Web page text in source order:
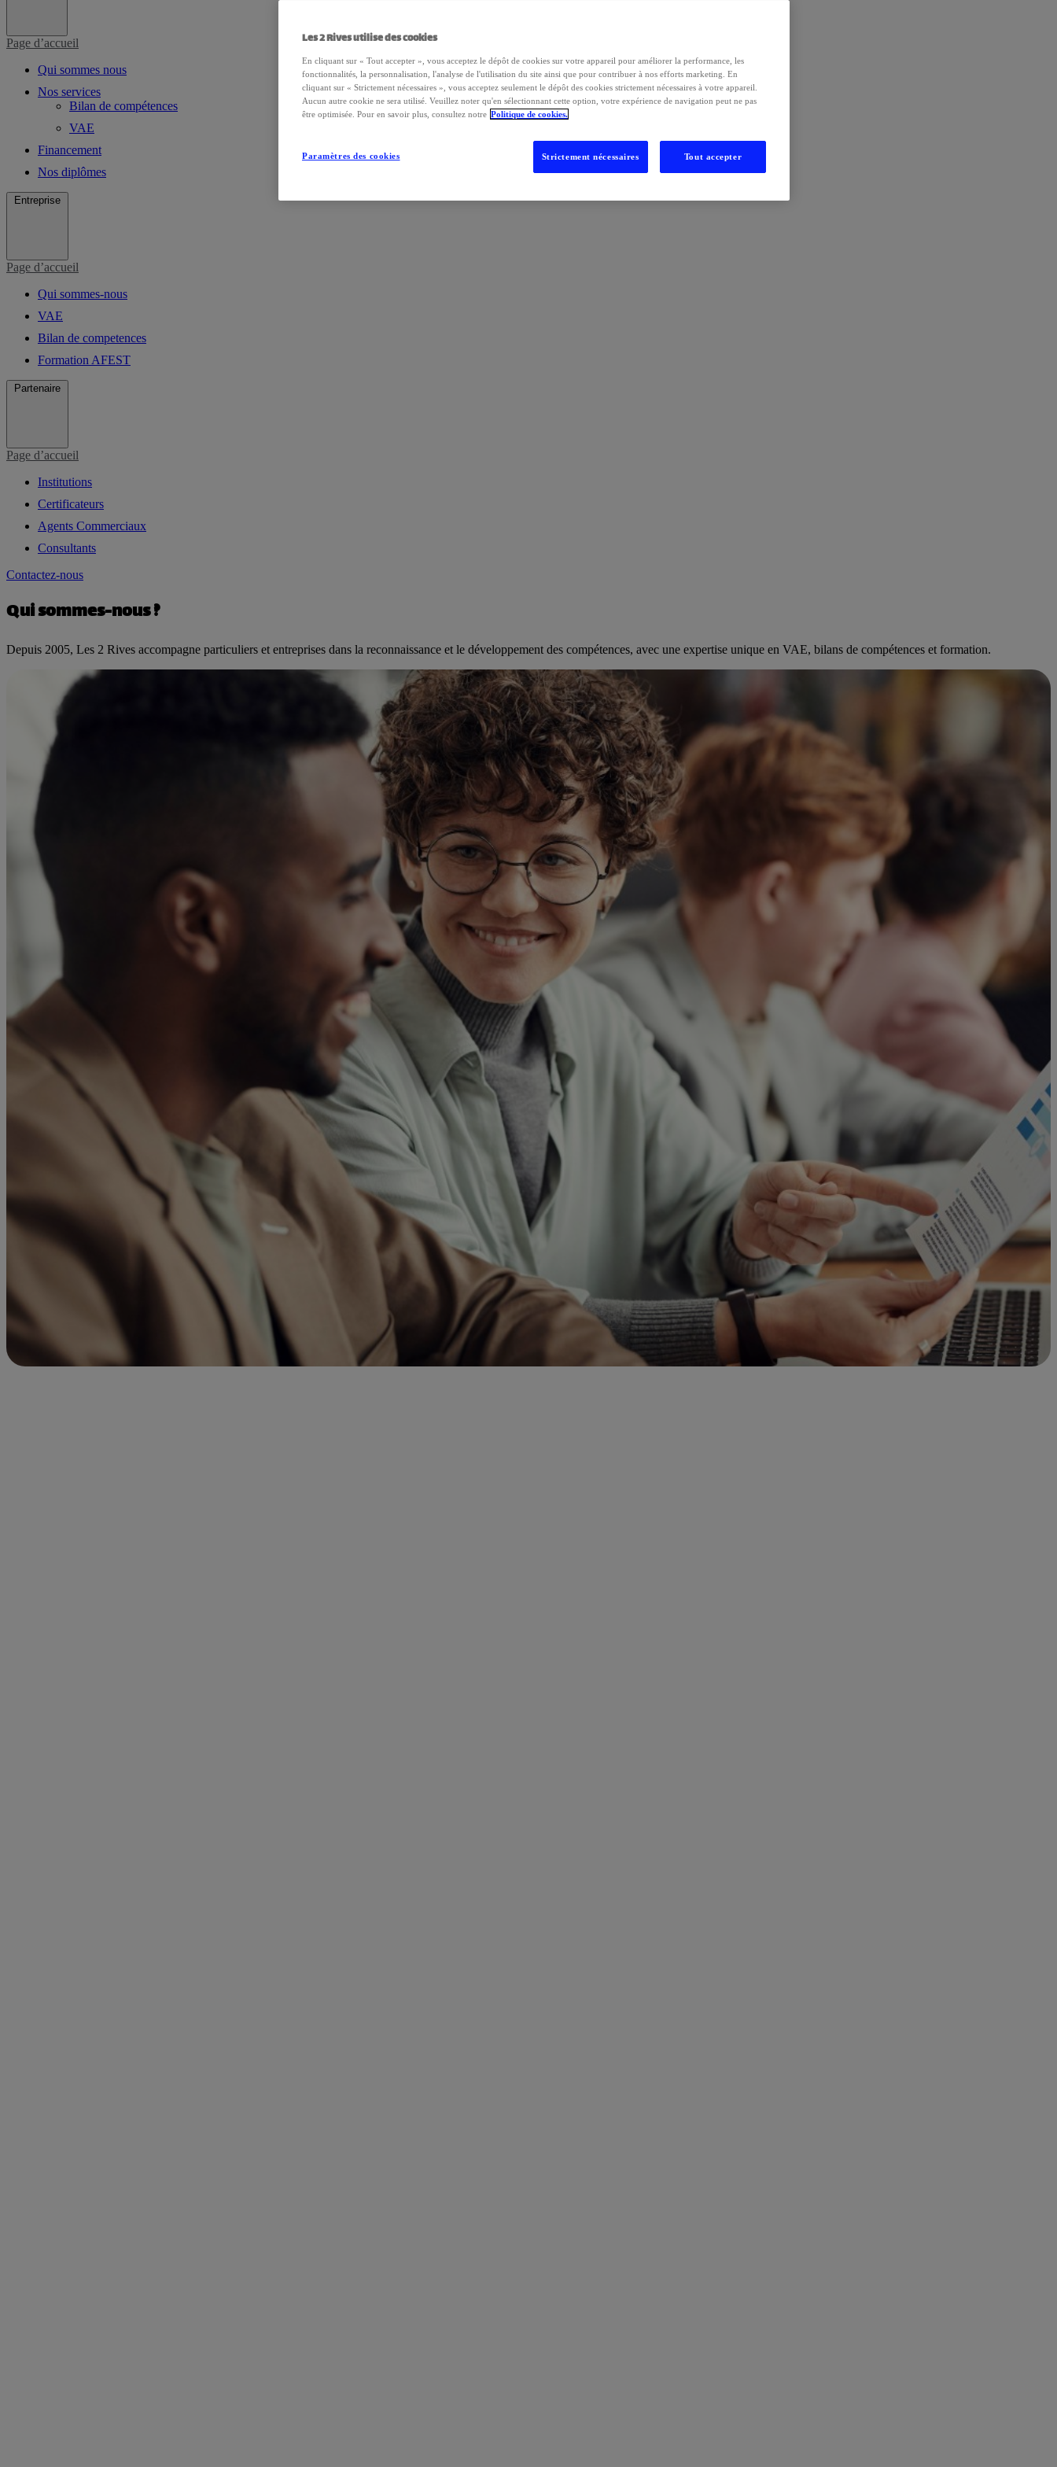
Page d’accueil
Qui sommes nous
Nos services
Bilan de compétences
VAE
Financement
Nos diplômes
Entreprise
Page d’accueil
Qui sommes-nous
VAE
Bilan de competences
Formation AFEST
Partenaire
Page d’accueil
Institutions
Certificateurs
Agents Commerciaux
Consultants
Contactez-nous
Qui sommes-nous ?
Depuis 2005, Les 2 Rives accompagne particuliers et entreprises dans la reconnaissance et le développement des compétences, avec une expertise unique en VAE, bilans de compétences et formation.
Les 2 Rives utilise des cookies
En cliquant sur « Tout accepter », vous acceptez le dépôt de cookies sur votre appareil pour améliorer la performance, les
fonctionnalités, la personnalisation, l'analyse de l'utilisation du site ainsi que pour contribuer à nos efforts marketing. En
cliquant sur « Strictement nécessaires », vous acceptez seulement le dépôt des cookies strictement nécessaires à votre appareil.
Aucun autre cookie ne sera utilisé. Veuillez noter qu'en sélectionnant cette option, votre expérience de navigation peut ne pas
être optimisée. Pour en savoir plus, consultez notre Politique de cookies.
Paramètres des cookies Strictement nécessaires Tout accepter